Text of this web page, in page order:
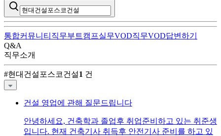
통합커뮤니티 직무부트캠프실무VOD직무VOD답변하기
현대건설포스코건설
Q&A
직무소개
#현대건설포스코건설1 건
건설 영업에 관해 질문드립니다
안녕하세요, 건축학과 졸업후 취업준비하고 있는 취준생
입니다. 현재 건축기사 취득후 안전기사 준비를 하고 있